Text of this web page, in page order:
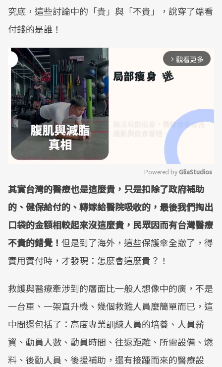
究底，這些討論中的「貴」與「不貴」，說穿了端看
付錢的是誰！
arrow_forward_ios 觀看更多
Mute
Powered by GliaStudios
其實台灣的醫療也是這麼貴，只是扣除了政府補助
的、健保給付的、轉嫁給醫院吸收的，最後我們掏出
口袋的金額相較起來沒這麼貴，民眾因而有台灣醫療
不貴的錯覺！ 但是到了海外，這些保護傘全撤了，得
實用實付時，才發現：怎麼會這麼貴？！
救護與醫療牽涉到的層面比一般人想像中的廣，不是
一台車、一架直升機、幾個救難人員麼簡單而已，這
中間還包括了：高度專業訓練人員的培養、人員薪
資、動員人數、動員時間、往返距離、所需設備、燃
料、後勤人員、後援補助，還有接踵而來的醫療設